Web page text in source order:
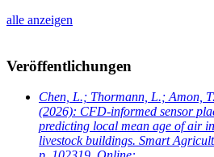
alle anzeigen
Veröffentlichungen
Chen, L.; Thormann, L.; Amon,
(2026): CFD-informed sensor
predicting local mean age of air
livestock buildings. Smart